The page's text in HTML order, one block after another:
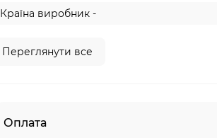
Країна виробник -
Переглянути все
Оплата